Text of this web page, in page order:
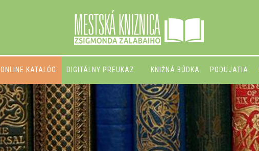
ONLINE KATALÓG DIGITÁLNY PREUKAZ KNIŽNÁ BÚDKA PODUJATIA